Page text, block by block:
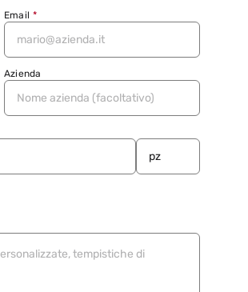
Email *
Azienda